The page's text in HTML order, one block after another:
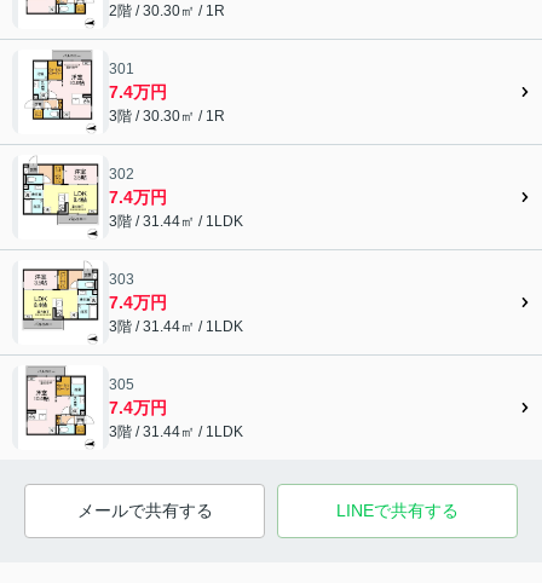
2階 / 30.30㎡ / 1R
301
7.4万円
3階 / 30.30㎡ / 1R
302
7.4万円
3階 / 31.44㎡ / 1LDK
303
7.4万円
3階 / 31.44㎡ / 1LDK
305
7.4万円
3階 / 31.44㎡ / 1LDK
メールで共有する LINEで共有する